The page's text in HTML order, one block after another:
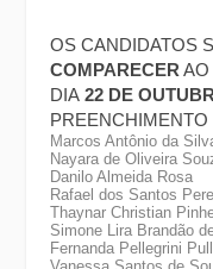
OS CANDIDATOS
COMPARECER AO
DIA 22 DE
Marcos Antônio da
Nayara de Oliveira
Danilo Almeida Rosa
Rafael dos Santos
Thaynar Christian
Simone Lira Brandão
Fernanda Pellegrini